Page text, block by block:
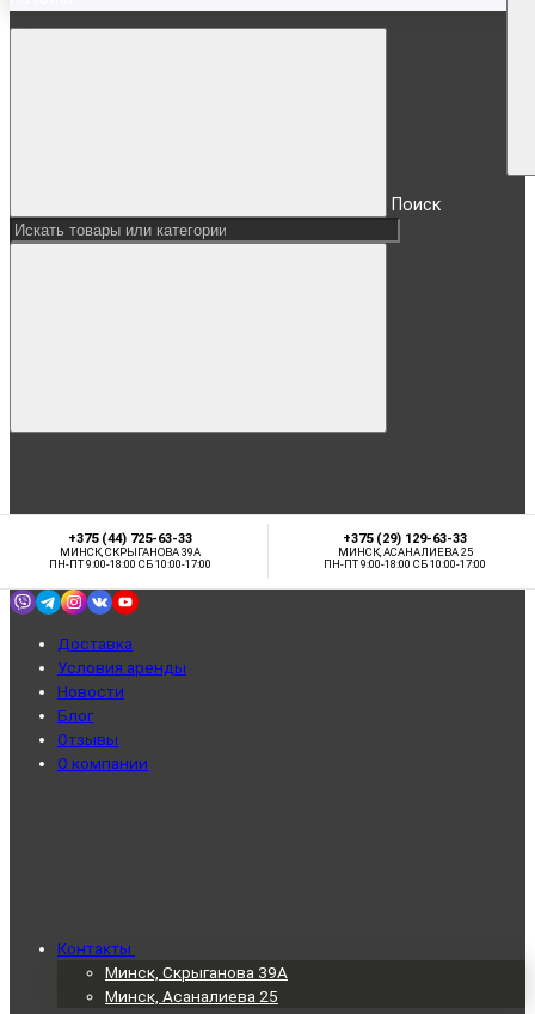
Поиск
+375 (44) 725-63-33
МИНСК, СКРЫГАНОВА 39А
ПН-ПТ 9:00-18:00 СБ 10:00-17:00
+375 (29) 129-63-33
МИНСК, АСАНАЛИЕВА 25
ПН-ПТ 9:00-18:00 СБ 10:00-17:00
Доставка
Условия аренды
Новости
Блог
Отзывы
О компании
Контакты
Минск, Скрыганова 39А
Минск, Асаналиева 25